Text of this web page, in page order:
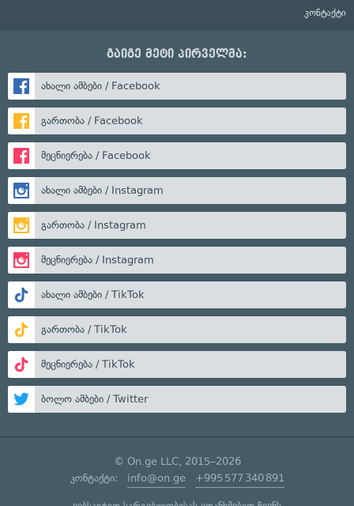
კონტაქტი
გაიგე მეტი პირველმა:
ახალი ამბები / Facebook
გართობა / Facebook
მეცნიერება / Facebook
ახალი ამბები / Instagram
გართობა / Instagram
მეცნიერება / Instagram
ახალი ამბები / TikTok
გართობა / TikTok
მეცნიერება / TikTok
ბოლო ამბები / Twitter
© On.ge LLC, 2015–2026
კონტაქტი: info@on.ge +995 577 340 891